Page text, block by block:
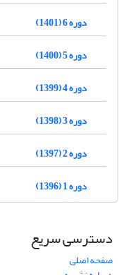
دوره 6 (1401)
دوره 5 (1400)
دوره 4 (1399)
دوره 3 (1398)
دوره 2 (1397)
دوره 1 (1396)
دسترسی سریع
صفحه اصلی